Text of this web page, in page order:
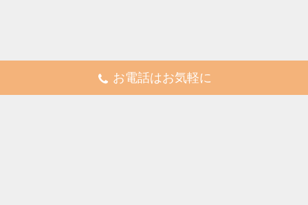
お電話はお気軽に